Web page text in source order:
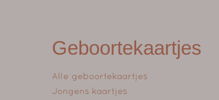
Geboortekaartjes
Alle geboortekaartjes
Jongens kaartjes